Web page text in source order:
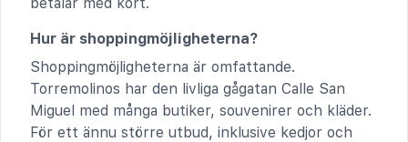
Hur är shoppingmöjligheterna?
Shoppingmöjligheterna är omfattande.
Torremolinos har den livliga gågatan Calle San
Miguel med många butiker, souvenirer och kläder.
För ett ännu större utbud, inklusive kedjor och